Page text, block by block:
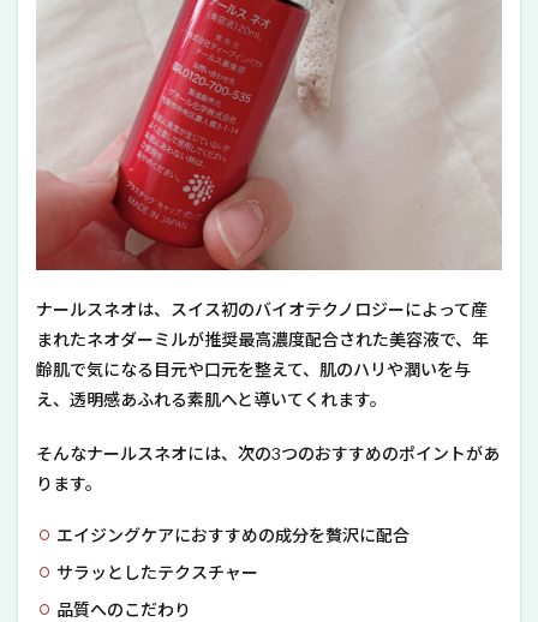
ナールスネオは、スイス初のバイオテクノロジーによって産
まれたネオダーミルが推奨最高濃度配合された美容液で、年
齢肌で気になる目元や口元を整えて、肌のハリや潤いを与
え、透明感あふれる素肌へと導いてくれます。
そんなナールスネオには、次の3つのおすすめのポイントがあ
ります。
エイジングケアにおすすめの成分を贅沢に配合
サラッとしたテクスチャー
品質へのこだわり